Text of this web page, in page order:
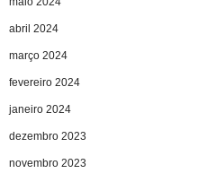
abril 2024
março 2024
fevereiro 2024
janeiro 2024
dezembro 2023
novembro 2023